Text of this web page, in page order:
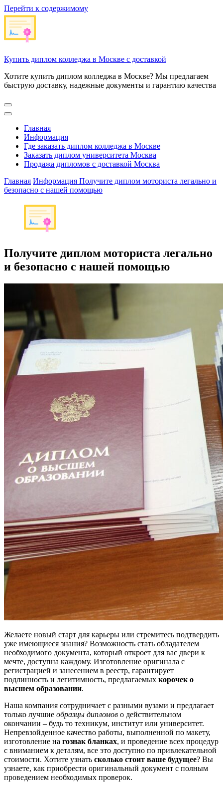
Перейти к содержимому
Купить диплом колледжа в Москве с доставкой
Хотите купить диплом колледжа в Москве? Мы предлагаем
быструю доставку, надежные документы и гарантию качества
Главная
Информация
Где заказать диплом колледжа в Москве
Заказать диплом университета Москва
Продажа дипломов с доставкой Москва
Главная Информация Получите диплом моториста легально и
безопасно с нашей помощью
Получите диплом моториста легально
и безопасно с нашей помощью
Желаете новый старт для карьеры или стремитесь подтвердить
уже имеющиеся знания? Возможность стать обладателем
необходимого документа, который откроет для вас двери к
мечте, доступна каждому. Изготовление оригинала с
регистрацией и занесением в реестр, гарантирует
подлинность и легитимность, предлагаемых корочек о
высшем образовании.
Наша компания сотрудничает с разными вузами и предлагает
только лучшие образцы дипломов о действительном
окончании – будь то техникум, институт или университет.
Непревзойденное качество работы, выполненной по макету,
изготовление на гознак бланках, и проведение всех процедур
с вниманием к деталям, все это доступно по привлекательной
стоимости. Хотите узнать сколько стоит ваше будущее? Вы
узнаете, как приобрести оригинальный документ с полным
проведением необходимых проверок.